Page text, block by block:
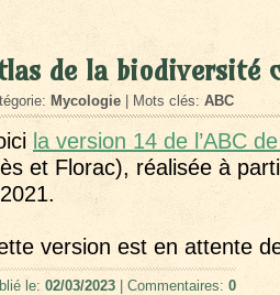
de la biodiversité
Mycologie | Mots clés: ABC
la version 14 de l’ABC
et Florac), réalisée à
version est en attente
le: 02/03/2023 | Commentaires: 0